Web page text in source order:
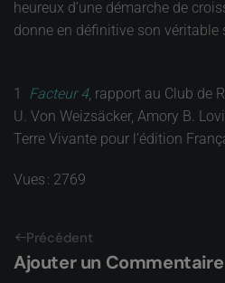
heureux d’une démarche de
donne en définitive son véritable
1 Facteur 4, rapport au Club de
U. Von Weizsäcker, Amory B.
Terre Vivante pour l’édition
Vues : 2769
Précédent
Ajouter un Commentaire